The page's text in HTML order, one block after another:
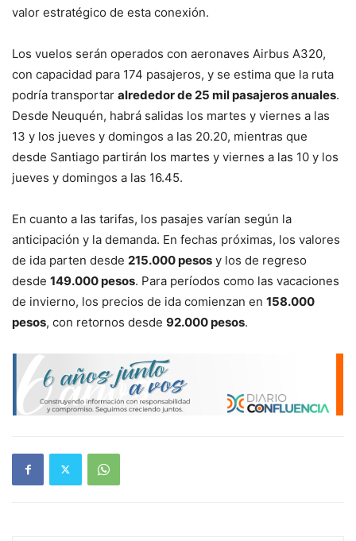
valor estratégico de esta conexión.
Los vuelos serán operados con aeronaves Airbus A320,
con capacidad para 174 pasajeros, y se estima que la ruta
podría transportar alrededor de 25 mil pasajeros anuales.
Desde Neuquén, habrá salidas los martes y viernes a las
13 y los jueves y domingos a las 20.20, mientras que
desde Santiago partirán los martes y viernes a las 10 y los
jueves y domingos a las 16.45.
En cuanto a las tarifas, los pasajes varían según la
anticipación y la demanda. En fechas próximas, los valores
de ida parten desde 215.000 pesos y los de regreso
desde 149.000 pesos. Para períodos como las vacaciones
de invierno, los precios de ida comienzan en 158.000
pesos, con retornos desde 92.000 pesos.